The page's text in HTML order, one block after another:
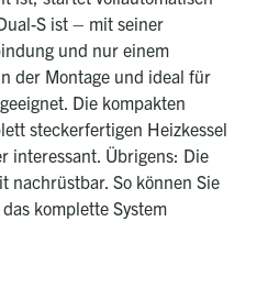
S ist – mit seiner
und nur einem
der Montage und ideal für
Die kompakten
steckerfertigen Heizkessel
interessant. Übrigens: Die
nachrüstbar. So können Sie
komplette System